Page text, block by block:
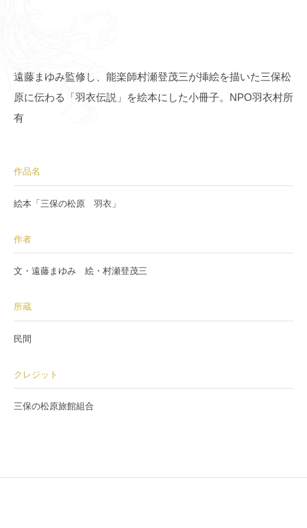
遠藤まゆみ監修し、能楽師村瀬登茂三が挿絵を描いた三保松
原に伝わる「羽衣伝説」を絵本にした小冊子。NPO羽衣村所
有
作品名
絵本「三保の松原 羽衣」
作者
文・遠藤まゆみ 絵・村瀬登茂三
所蔵
民間
クレジット
三保の松原旅館組合